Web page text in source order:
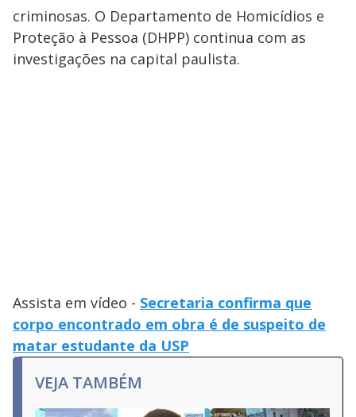
criminosas. O Departamento de Homicídios e
Proteção à Pessoa (DHPP) continua com as
investigações na capital paulista.
Assista em vídeo - Secretaria confirma que
corpo encontrado em obra é de suspeito de
matar estudante da USP
VEJA TAMBÉM